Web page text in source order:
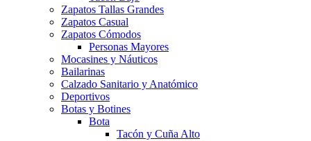
Zapatos Tallas Grandes
Zapatos Casual
Zapatos Cómodos
Personas Mayores
Mocasines y Náuticos
Bailarinas
Calzado Sanitario y Anatómico
Deportivos
Botas y Botines
Bota
Tacón y Cuña Alto